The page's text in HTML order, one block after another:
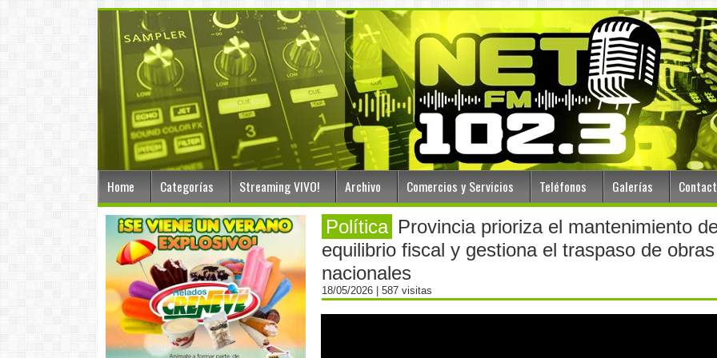
Home Categorías Streaming VIVO! Archivo Comercios y Servicios Teléfonos Galerías
Política Provincia prioriza el mantenimiento
equilibrio fiscal y gestiona el traspaso de obras
nacionales
18/05/2026 | 587 visitas